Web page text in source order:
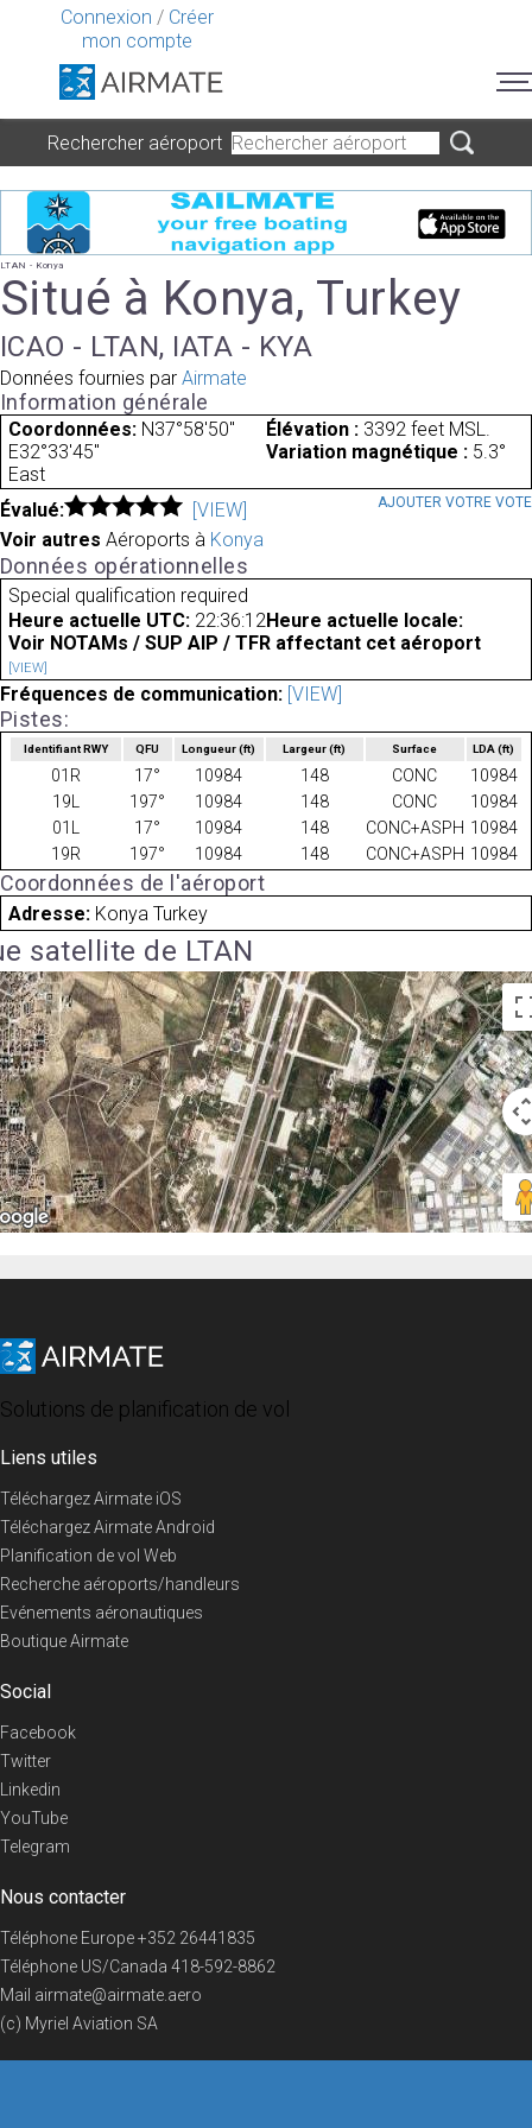
Connexion / Créer
mon compte
Rechercher aéroport
LTAN - Konya
Situé à Konya, Turkey
ICAO - LTAN, IATA - KYA
Données fournies par Airmate
Information générale
Coordonnées: N37°58'50"
E32°33'45"
Élévation : 3392 feet MSL.
Variation magnétique : 5.3°
East
Évalué:
[VIEW] AJOUTER VOTRE VOTE
Voir autres Aéroports à Konya
Données opérationnelles
Special qualification required
Heure actuelle UTC: 22:36:12Heure actuelle locale:
Voir NOTAMs / SUP AIP / TFR affectant cet aéroport
[VIEW]
Fréquences de communication: [VIEW]
Pistes:
Identifiant RWY QFU Longueur(ft) Largeur(ft) Surface LDA(ft)
01R 17° 10984 148 CONC
10984
19L
197° 10984 148 CONC
10984
01L
17° 10984 148 CONC+ASPH 10984
19R
197° 10984 148 CONC+ASPH 10984
Coordonnées de l'aéroport
Adresse: Konya Turkey
satellite de LTAN
Solutions de planification de vol
Liens utiles
Téléchargez Airmate iOS
Téléchargez Airmate Android
Planification de vol Web
Recherche aéroports/handleurs
Evénements aéronautiques
Boutique Airmate
Social
Facebook
Twitter
Linkedin
YouTube
Telegram
Nous contacter
Téléphone Europe+352 26441835
Téléphone US/Canada 418-592-8862
Mail airmate@airmate.aero
(c) Myriel Aviation SA